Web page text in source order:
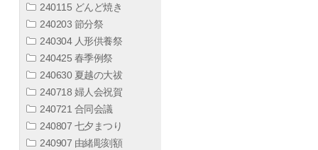
240115 どんど焼き
240203 節分祭
240304 人形供養祭
240425 春季例祭
240630 夏越の大祓
240718 婦人会祝賀
240721 合同会議
240807 七夕まつり
240907 由緒彫刻額